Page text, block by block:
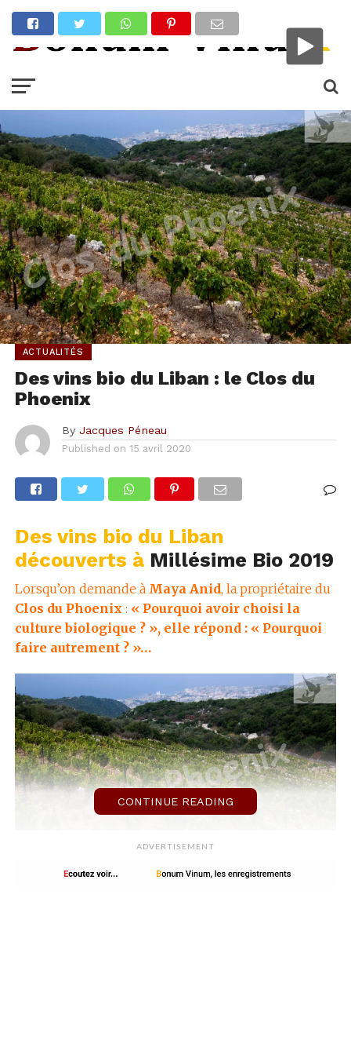
ACTUALITÉS
Des vins bio du Liban : le Clos du
Phoenix
By Jacques Péneau
Published on 15 avril 2020
Des vins bio du Liban
découverts à Millésime Bio 2019
Lorsqu’on demande à Maya Anid, la propriétaire du
Clos du Phoenix : « Pourquoi avoir choisi la
culture biologique ? », elle répond : « Pourquoi
faire autrement ? »…
CONTINUE READING
ADVERTISEMENT